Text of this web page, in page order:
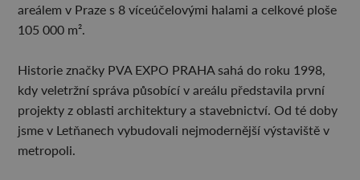
areálem v Praze s 8 víceúčelovými halami a celkové ploše
105 000 m².
Historie značky PVA EXPO PRAHA sahá do roku 1998,
kdy veletržní správa působící v areálu představila první
projekty z oblasti architektury a stavebnictví. Od té doby
jsme v Letňanech vybudovali nejmodernější výstaviště v
metropoli.